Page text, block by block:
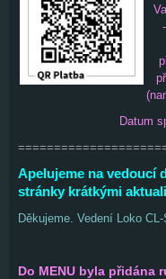
Datum
Apelujeme na vedoucí
stránky krátkými
Děkujeme. Vedení Loko CL-
Do MENU byla přidána